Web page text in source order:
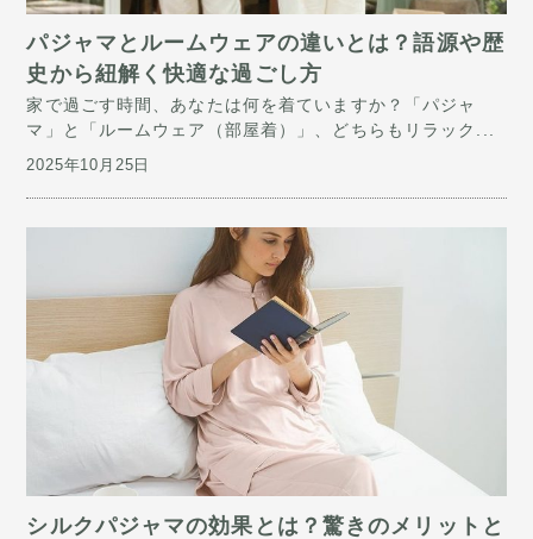
パジャマとルームウェアの違いとは？語源や歴
史から紐解く快適な過ごし方
家で過ごす時間、あなたは何を着ていますか？「パジャ
マ」と「ルームウェア（部屋着）」、どちらもリラック...
2025年10月25日
​シルクパジャマの効果とは？驚きのメリットと